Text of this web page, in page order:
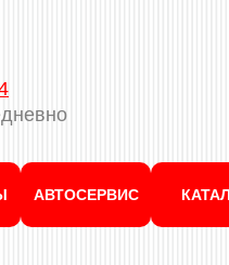
АВТОСЕРВИС